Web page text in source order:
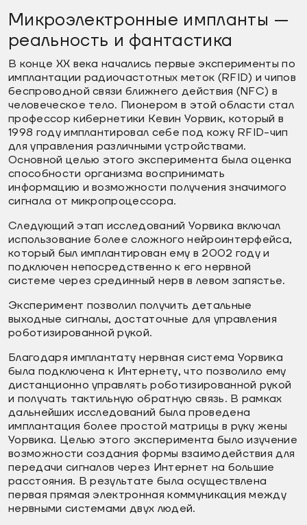
Микроэлектронные импланты —
реальность и фантастика
В конце XX века начались первые эксперименты по
имплантации радиочастотных меток (RFID) и чипов
беспроводной связи ближнего действия (NFC) в
человеческое тело. Пионером в этой области стал
профессор кибернетики Кевин Уорвик, который в
1998 году имплантировал себе под кожу RFID-чип
для управления различными устройствами.
Основной целью этого эксперимента была оценка
способности организма воспринимать
информацию и возможности получения значимого
сигнала от микропроцессора.
Следующий этап исследований Уорвика включал
использование более сложного нейроинтерфейса,
который был имплантирован ему в 2002 году и
подключен непосредственно к его нервной
системе через срединный нерв в левом запястье.
Эксперимент позволил получить детальные
выходные сигналы, достаточные для управления
роботизированной рукой.
Благодаря имплантату нервная система Уорвика
была подключена к Интернету, что позволило ему
дистанционно управлять роботизированной рукой
и получать тактильную обратную связь. В рамках
дальнейших исследований была проведена
имплантация более простой матрицы в руку жены
Уорвика. Целью этого эксперимента было изучение
возможности создания формы взаимодействия для
передачи сигналов через Интернет на большие
расстояния. В результате была осуществлена
первая прямая электронная коммуникация между
нервными системами двух людей.